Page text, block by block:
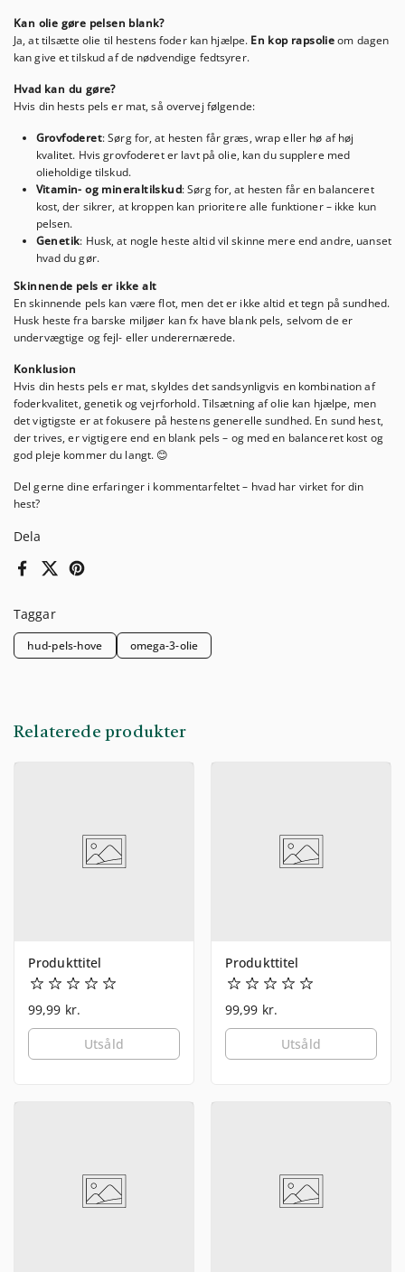
Dela
FacebookX (Twitter)Pinterest
Taggar
hud-pels-hove omega-3-olie
Kan olie gøre pelsen blank?
Ja, at tilsætte olie til hestens foder kan hjælpe. En kop rapsolieom dagen
kan give et tilskud af de nødvendige fedtsyrer.
Hvad kan du gøre?
Hvis din hests pels er mat, så overvej følgende:
Grovfoderet: Sørg for, at hesten får græs, wrap eller hø af høj
kvalitet. Hvis grovfoderet er lavt på olie, kan du supplere med
olieholdige tilskud.
Vitamin- og mineraltilskud: Sørg for, at hesten får en balanceret
kost, der sikrer, at kroppen kan prioritere alle funktioner – ikke kun
pelsen.
Genetik: Husk, at nogle heste altid vil skinne mere end andre, uanset
hvad du gør.
Skinnende pels er ikke alt
En skinnende pels kan være flot, men det er ikke altid et tegn på sundhed.
Husk heste fra barske miljøer kan fx have blank pels, selvom de er
undervægtige og fejl- eller underernærede.
Konklusion
Hvis din hests pels er mat, skyldes det sandsynligvis en kombination af
foderkvalitet, genetik og vejrforhold. Tilsætning af olie kan hjælpe, men
det vigtigste er at fokusere på hestens generelle sundhed. En sund hest,
der trives, er vigtigere end en blank pels – og med en balanceret kost og
god pleje kommer du langt. 😊
Del gerne dine erfaringer i kommentarfeltet – hvad har virket for din
hest?
Relaterede produkter
Produkttitel
99,99 kr.
Utsåld
Produkttitel
99,99 kr.
Utsåld